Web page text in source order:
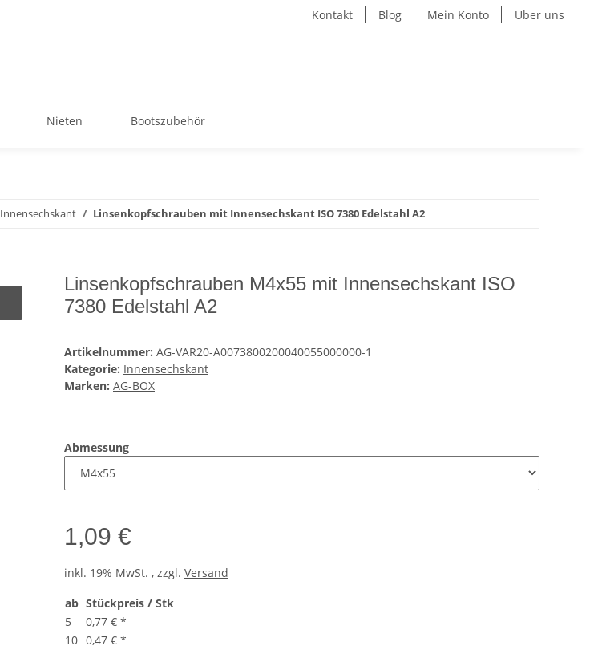
Kontakt Blog Mein Konto Über uns
Nieten Bootszubehör
Innensechskant Linsenkopfschrauben mit Innensechskant ISO 7380 Edelstahl A2
Linsenkopfschrauben M4x55 mit Innensechskant ISO
7380 Edelstahl A2
Artikelnummer: AG-VAR20-A0073800200040055000000-1
Kategorie: Innensechskant
Marken: AG-BOX
Abmessung
1,09 €
inkl. 19% MwSt. , zzgl. Versand
ab Stückpreis / Stk
5
0,77 € *
10 0,47 € *